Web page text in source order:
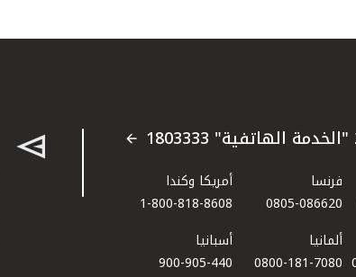
فرنسا
0805-086620
أمريكا وكندا
1-800-818-8608
ألمانيا
0800-181-7080
أسبانيا
900-905-440